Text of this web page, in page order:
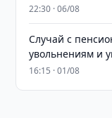
22:30 · 06/08
Случай с
увольнениям и
16:15 · 01/08